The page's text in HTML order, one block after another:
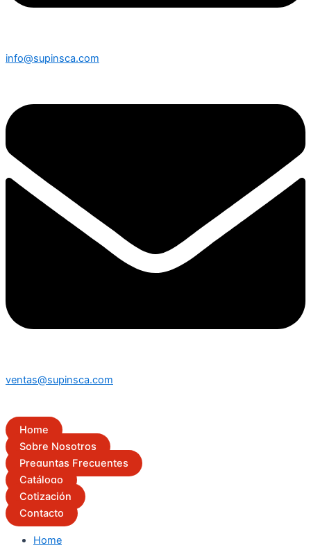
info@supinsca.com
ventas@supinsca.com
Home
Sobre Nosotros
Preguntas Frecuentes
Catálogo
Cotización
Contacto
Home